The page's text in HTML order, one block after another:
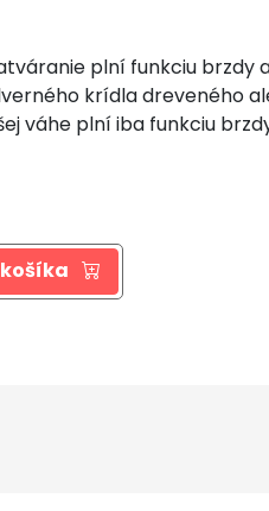
plní funkciu brzdy
krídla dreveného
váhe plní iba funkciu